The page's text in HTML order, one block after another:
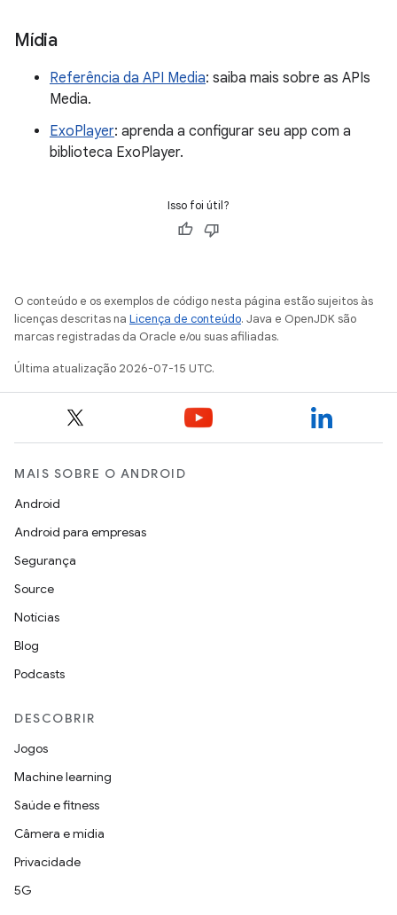
Mídia
Referência da API Media: saiba mais sobre as APIs
Media.
ExoPlayer: aprenda a configurar seu app com a
biblioteca ExoPlayer.
Isso foi útil?
O conteúdo e os exemplos de código nesta página estão sujeitos às
licenças descritas na Licença de conteúdo. Java e OpenJDK são
marcas registradas da Oracle e/ou suas afiliadas.
Última atualização 2026-07-15 UTC.
MAIS SOBRE O ANDROID
Android
Android para empresas
Segurança
Source
Notícias
Blog
Podcasts
DESCOBRIR
Jogos
Machine learning
Saúde e fitness
Câmera e mídia
Privacidade
5G